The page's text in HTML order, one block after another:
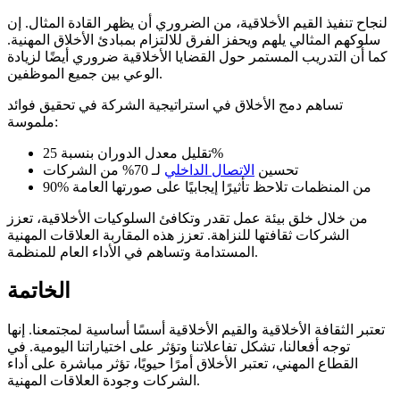
لنجاح تنفيذ القيم الأخلاقية، من الضروري أن يظهر القادة المثال. إن
سلوكهم المثالي يلهم ويحفز الفرق للالتزام بمبادئ الأخلاق المهنية.
كما أن التدريب المستمر حول القضايا الأخلاقية ضروري أيضًا لزيادة
الوعي بين جميع الموظفين.
تساهم دمج الأخلاق في استراتيجية الشركة في تحقيق فوائد
ملموسة:
تقليل معدل الدوران بنسبة 25%
تحسين الاتصال الداخلي لـ 70% من الشركات
90% من المنظمات تلاحظ تأثيرًا إيجابيًا على صورتها العامة
من خلال خلق بيئة عمل تقدر وتكافئ السلوكيات الأخلاقية، تعزز
الشركات ثقافتها للنزاهة. تعزز هذه المقاربة العلاقات المهنية
المستدامة وتساهم في الأداء العام للمنظمة.
الخاتمة
تعتبر الثقافة الأخلاقية والقيم الأخلاقية أسسًا أساسية لمجتمعنا. إنها
توجه أفعالنا، تشكل تفاعلاتنا وتؤثر على اختياراتنا اليومية. في
القطاع المهني، تعتبر الأخلاق أمرًا حيويًا، تؤثر مباشرة على أداء
الشركات وجودة العلاقات المهنية.